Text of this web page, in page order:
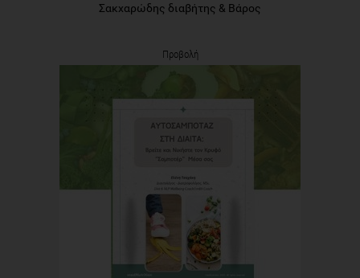
Σακχαρώδης διαβήτης & Βάρος
Προβολή